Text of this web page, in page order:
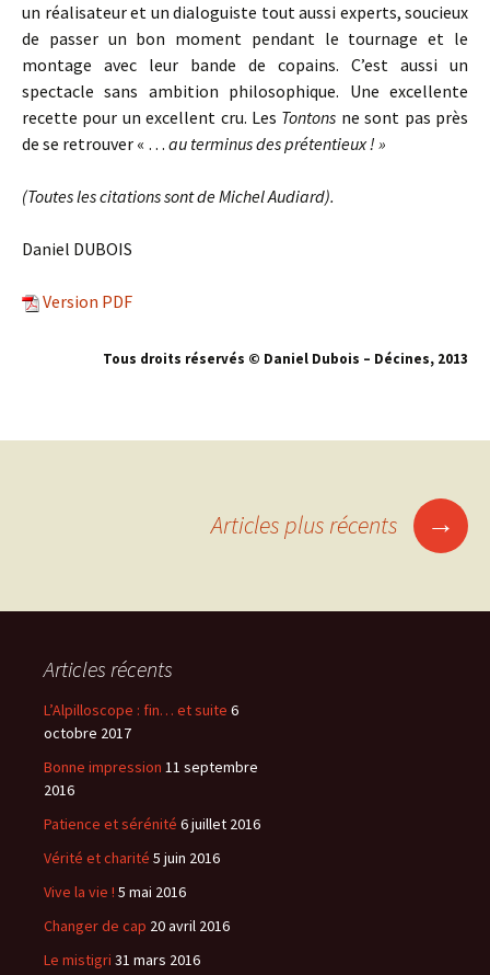
un réalisateur et un dialoguiste tout aussi experts, soucieux
de passer un bon moment pendant le tournage et le
montage avec leur bande de copains. C’est aussi un
spectacle sans ambition philosophique. Une excellente
recette pour un excellent cru. Les Tontons ne sont pas près
de se retrouver « … au terminus des prétentieux ! »
(Toutes les citations sont de Michel Audiard).
Daniel DUBOIS
Version PDF
Tous droits réservés © Daniel Dubois – Décines, 2013
Navigation
des
articles
Articles plus récents →
Articles récents
L’Alpilloscope : fin… et suite 6
octobre 2017
Bonne impression 11 septembre
2016
Patience et sérénité 6 juillet 2016
Vérité et charité 5 juin 2016
Vive la vie ! 5 mai 2016
Changer de cap 20 avril 2016
Le mistigri 31 mars 2016